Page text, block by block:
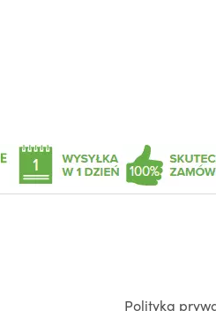
Polityka